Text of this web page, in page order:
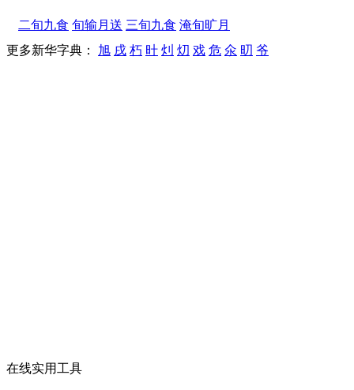
二旬九食 旬输月送 三旬九食 淹旬旷月
更多新华字典： 旭 戌 朽 旪 灲 灱 戏 危 氽 旫 爷
在线实用工具